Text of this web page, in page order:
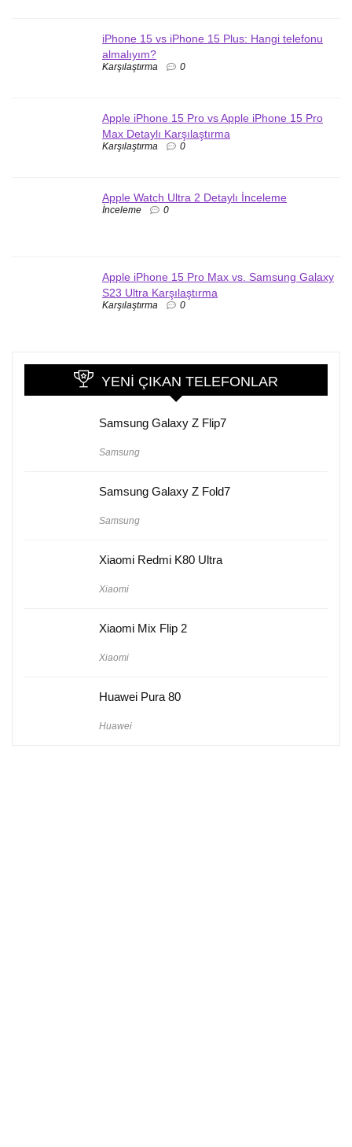
iPhone 15 vs iPhone 15 Plus: Hangi telefonu
almalıyım?
Karşılaştırma 0
Apple iPhone 15 Pro vs Apple iPhone 15 Pro
Max Detaylı Karşılaştırma
Karşılaştırma 0
Apple Watch Ultra 2 Detaylı İnceleme
İnceleme 0
Apple iPhone 15 Pro Max vs. Samsung Galaxy
S23 Ultra Karşılaştırma
Karşılaştırma 0
YENI ÇIKAN TELEFONLAR
Samsung Galaxy Z Flip7
Samsung
Samsung Galaxy Z Fold7
Samsung
Xiaomi Redmi K80 Ultra
Xiaomi
Xiaomi Mix Flip 2
Xiaomi
Huawei Pura 80
Huawei